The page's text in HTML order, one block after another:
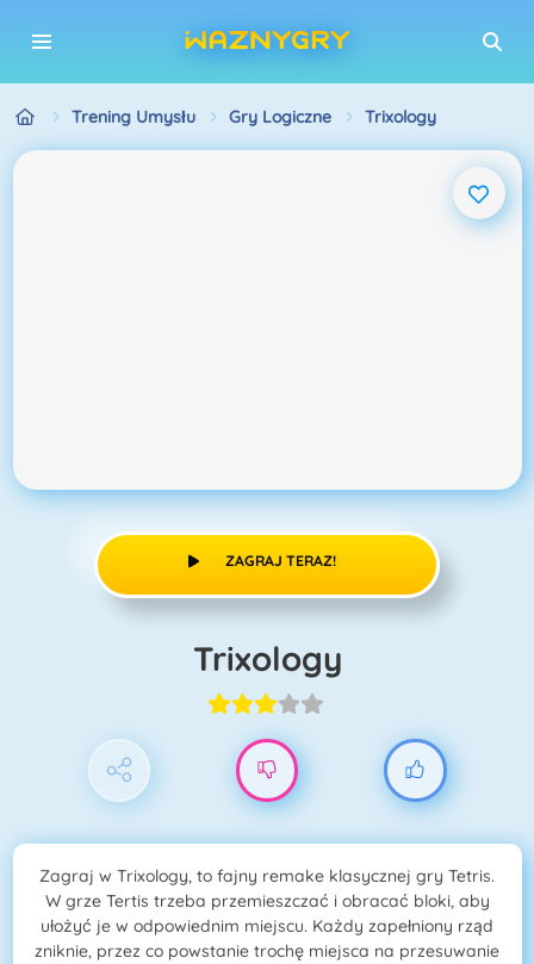
Trening Umysłu Gry Logiczne Trixology
ZAGRAJ TERAZ!
Trixology
Zagraj w Trixology, to fajny remake klasycznej gry Tetris.
W grze Tertis trzeba przemieszczać i obracać bloki, aby
ułożyć je w odpowiednim miejscu. Każdy zapełniony rząd
zniknie, przez co powstanie trochę miejsca na przesuwanie